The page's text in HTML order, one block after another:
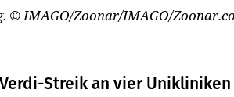
© IMAGO/Zoonar/IMAGO/
Streik an vier